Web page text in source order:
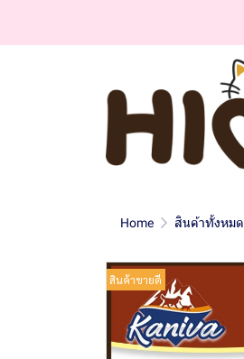
Home สินค้าทั้งหมด
สินค้าขายดี